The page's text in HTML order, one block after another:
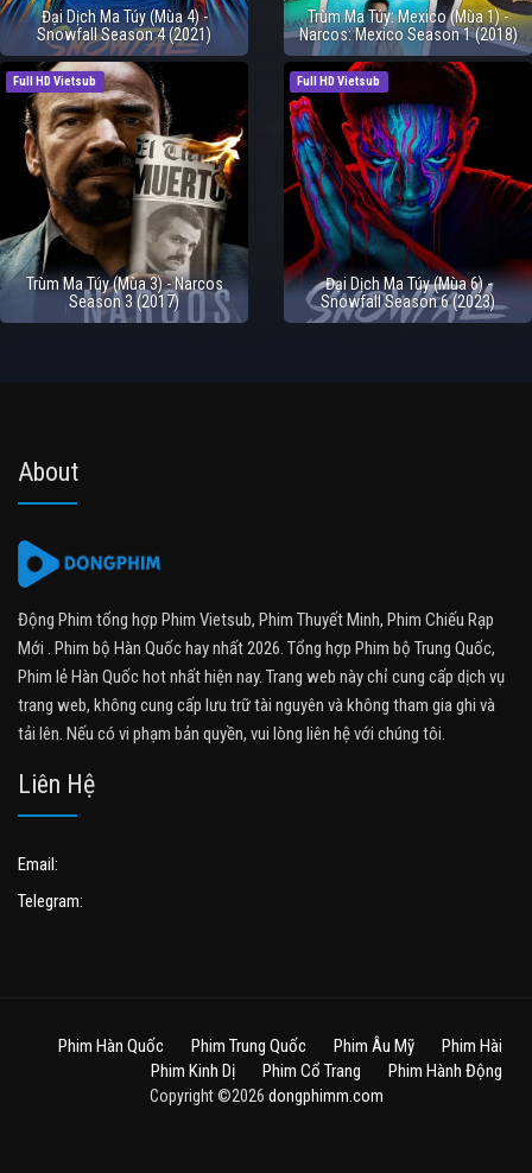
Đại Dịch Ma Túy (Mùa 4) -
Snowfall Season 4 (2021)
Trùm Ma Túy: Mexico (Mùa 1) -
Narcos: Mexico Season 1 (2018)
Full HD Vietsub
Trùm Ma Túy (Mùa 3) - Narcos
Season 3 (2017)
Full HD Vietsub
Đại Dịch Ma Túy (Mùa 6) -
Snowfall Season 6 (2023)
About
Động Phim tổng hợp Phim Vietsub, Phim Thuyết Minh, Phim Chiếu Rạp
Mới . Phim bộ Hàn Quốc hay nhất 2026. Tổng hợp Phim bộ Trung Quốc,
Phim lẻ Hàn Quốc hot nhất hiện nay. Trang web này chỉ cung cấp dịch vụ
trang web, không cung cấp lưu trữ tài nguyên và không tham gia ghi và
tải lên. Nếu có vi phạm bản quyền, vui lòng liên hệ với chúng tôi.
Liên Hệ
Email:
Telegram:
Phim Hàn Quốc Phim Trung Quốc Phim Âu Mỹ
Phim Hài
Phim Kinh Dị
Phim Cổ Trang Phim Hành Động
Copyright ©2026 dongphimm.com